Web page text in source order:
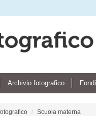
Archivio fotografico Fondi
Scuola materna